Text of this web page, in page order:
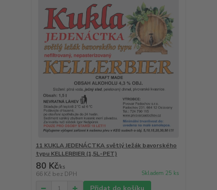
11 KUKLA JEDENÁCTKA světlý ležák bavorského
typu KELLERBIER (1,5L-PET)
80 Kč/ks
66 Kč bez DPH Skladem 25 ks